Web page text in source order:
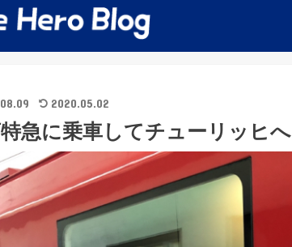
2020.05.02
急に乗車してチューリッヒへ